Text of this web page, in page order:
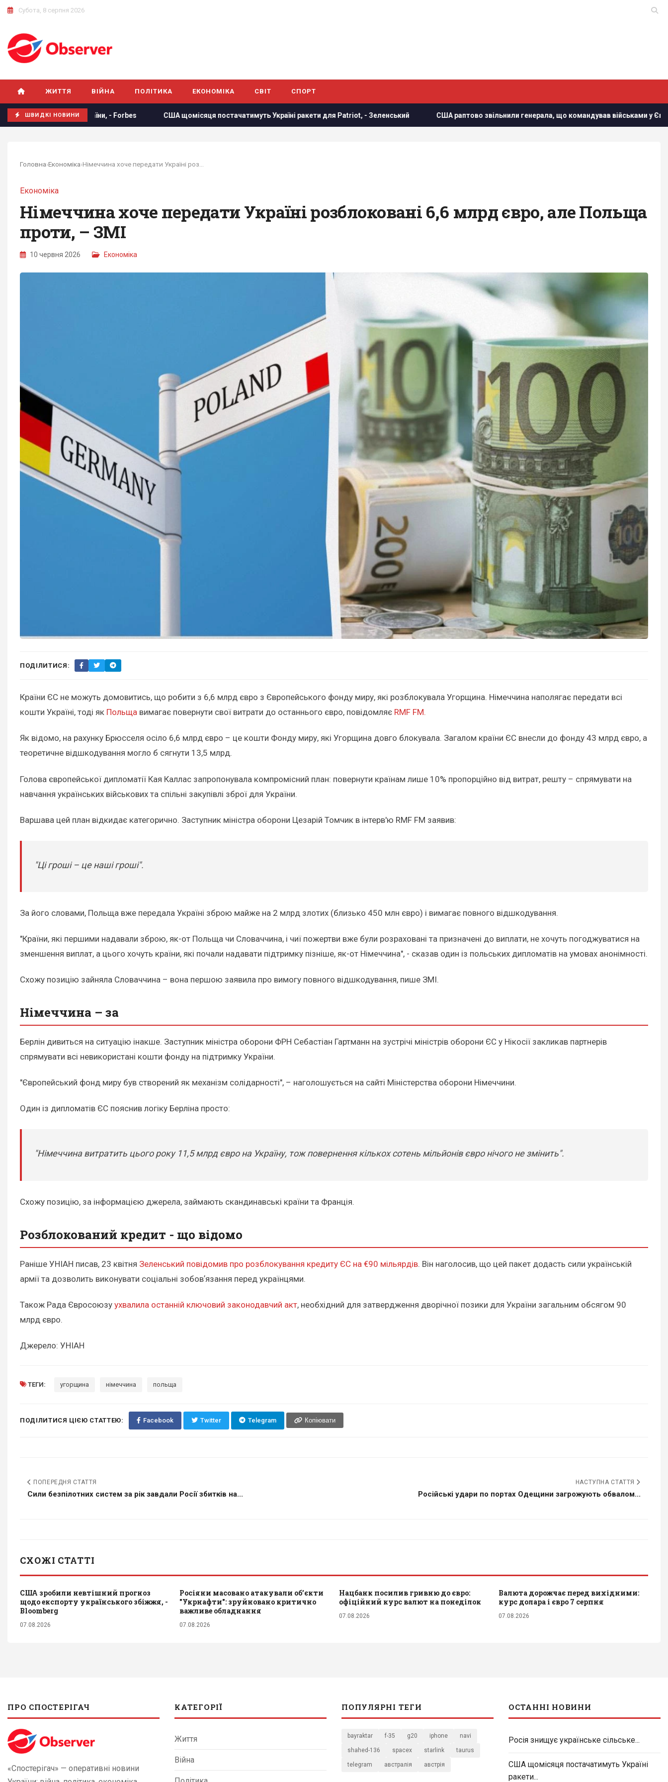
Субота, 8 серпня 2026
ЖИТТЯ ВІЙНА ПОЛІТИКА ЕКОНОМІКА СВІТ СПОРТ
ШВИДКІ НОВИНИ
України, - Forbes США щомісяця постачатимуть Україні ракети для Patriot, - Зеленський США раптово звільнили генерала, що командував військами у Європі У
Головна›Економіка›
Економіка
Німеччина хоче передати Україні розблоковані 6,6 млрд євро, але Польща
проти, – ЗМІ
10 червня 2026 Економіка
ПОДІЛИТИСЯ:
Країни ЄС не можуть домовитись, що робити з 6,6 млрд євро з Європейського фонду миру, які розблокувала Угорщина. Німеччина наполягає передати всі
кошти Україні, тоді як Польща вимагає повернути свої витрати до останнього євро, повідомляє RMF FM.
Як відомо, на рахунку Брюсселя осіло 6,6 млрд євро – це кошти Фонду миру, які Угорщина довго блокувала. Загалом країни ЄС внесли до фонду 43 млрд євро, а
теоретичне відшкодування могло б сягнути 13,5 млрд.
Голова європейської дипломатії Кая Каллас запропонувала компромісний план: повернути країнам лише 10% пропорційно від витрат, решту – спрямувати на
навчання українських військових та спільні закупівлі зброї для України.
Варшава цей план відкидає категорично. Заступник міністра оборони Цезарій Томчик в інтерв'ю RMF FM заявив:
"Ці гроші – це наші гроші".
За його словами, Польща вже передала Україні зброю майже на 2 млрд злотих (близько 450 млн євро) і вимагає повного відшкодування.
"Країни, які першими надавали зброю, як-от Польща чи Словаччина, і чиї пожертви вже були розраховані та призначені до виплати, не хочуть погоджуватися на
зменшення виплат, а цього хочуть країни, які почали надавати підтримку пізніше, як-от Німеччина", - сказав один із польських дипломатів на умовах анонімності.
Схожу позицію зайняла Словаччина – вона першою заявила про вимогу повного відшкодування, пише ЗМІ.
Німеччина – за
Берлін дивиться на ситуацію інакше. Заступник міністра оборони ФРН Себастіан Гартманн на зустрічі міністрів оборони ЄС у Нікосії закликав партнерів
спрямувати всі невикористані кошти фонду на підтримку України.
"Європейський фонд миру був створений як механізм солідарності", – наголошується на сайті Міністерства оборони Німеччини.
Один із дипломатів ЄС пояснив логіку Берліна просто:
"Німеччина витратить цього року 11,5 млрд євро на Україну, тож повернення кількох сотень мільйонів євро нічого не змінить".
Схожу позицію, за інформацією джерела, займають скандинавські країни та Франція.
Розблокований кредит - що відомо
Раніше УНІАН писав, 23 квітня Зеленський повідомив про розблокування кредиту ЄС на €90 мільярдів. Він наголосив, що цей пакет додасть сили українській
армії та дозволить виконувати соціальні зобовʼязання перед українцями.
Також Рада Євросоюзу ухвалила останній ключовий законодавчий акт, необхідний для затвердження дворічної позики для України загальним обсягом 90
млрд євро.
Джерело: УНІАН
ТЕГИ: угорщина німеччина польща
ПОДІЛИТИСЯ ЦІЄЮ СТАТТЕЮ: Facebook Twitter Telegram Копіювати
ПОПЕРЕДНЯ СТАТТЯ
Сили безпілотних систем за рік завдали Росії збитків на...
НАСТУПНА СТАТТЯ
Російські удари по портах Одещини загрожують обвалом...
СХОЖІ СТАТТІ
США зробили невтішний прогноз
щодо експорту українського збіжжя, -
Bloomberg
07.08.2026
Росіяни масовано атакували обʼєкти
"Укрнафти": зруйновано критично
важливе обладнання
07.08.2026
Нацбанк посилив гривню до євро:
офіційний курс валют на понеділок
07.08.2026
Валюта дорожчає перед вихідними:
курс долара і євро 7 серпня
07.08.2026
ПРО СПОСТЕРІГАЧ
«Спостерігач» — оперативні новини
КАТЕГОРІЇ
Життя
Війна
ПОПУЛЯРНІ ТЕГИ
bayraktar f-35 g20 iphone navi
shahed-136 spacex starlink taurus
telegram австралія австрія
ОСТАННІ НОВИНИ
Росія знищує українське сільське...
США щомісяця постачатимуть Україні
ракети...